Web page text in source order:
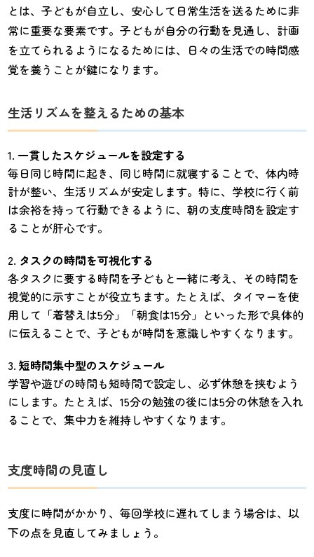
とは、子どもが自立し、安心して日常生活を送るために非
常に重要な要素です。子どもが自分の行動を見通し、計画
を立てられるようになるためには、日々の生活での時間感
覚を養うことが鍵になります。
生活リズムを整えるための基本
一貫したスケジュールを設定する
毎日同じ時間に起き、同じ時間に就寝することで、体内時
計が整い、生活リズムが安定します。特に、学校に行く前
は余裕を持って行動できるように、朝の支度時間を設定す
ることが肝心です。
タスクの時間を可視化する
各タスクに要する時間を子どもと一緒に考え、その時間を
視覚的に示すことが役立ちます。たとえば、タイマーを使
用して「着替えは5分」「朝食は15分」といった形で具体的
に伝えることで、子どもが時間を意識しやすくなります。
短時間集中型のスケジュール
学習や遊びの時間も短時間で設定し、必ず休憩を挟むよう
にします。たとえば、15分の勉強の後には5分の休憩を入れ
ることで、集中力を維持しやすくなります。
支度時間の見直し
支度に時間がかかり、毎回学校に遅れてしまう場合は、以
下の点を見直してみましょう。